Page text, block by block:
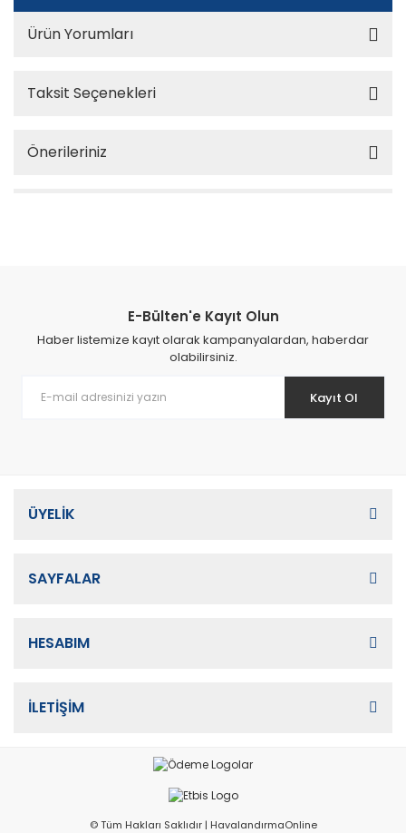
Ürün Yorumları
Taksit Seçenekleri
Önerileriniz
E-Bülten'e Kayıt Olun
Haber listemize kayıt olarak kampanyalardan, haberdar
olabilirsiniz.
Kayıt Ol
ÜYELİK
SAYFALAR
HESABIM
İLETİŞİM
© Tüm Hakları Saklıdır | HavalandırmaOnline